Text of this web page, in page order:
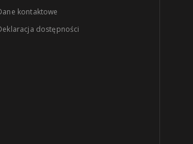
kontaktowe
dostępności